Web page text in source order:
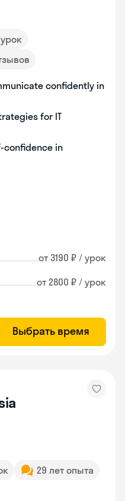
confidently in
for IT
confidence in
от 3190 ₽ / урок
от 2800 ₽ / урок
Выбрать время
29 лет опыта